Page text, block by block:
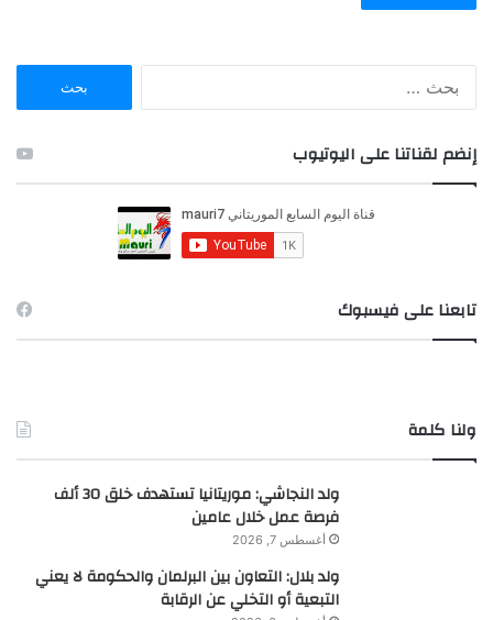
ن
:
إنضم لقناتنا على اليوتيوب
تابعنا على فيسبوك
ولنا كلمة
ولد النجاشي: موريتانيا تستهدف خلق 30 ألف
فرصة عمل خلال عامين
أغسطس 7, 2026
ولد بلال: التعاون بين البرلمان والحكومة لا يعني
التبعية أو التخلي عن الرقابة